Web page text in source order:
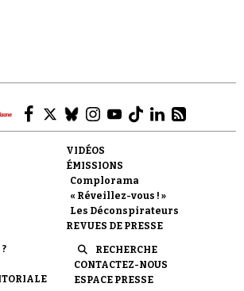
VIDÉOS
ÉMISSIONS
Complorama
« Réveillez-vous ! »
Les Déconspirateurs
REVUES DE PRESSE
RECHERCHE
CONTACTEZ-NOUS
ESPACE PRESSE